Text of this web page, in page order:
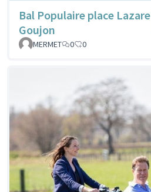
Bal Populaire place Lazare
Goujon
MERMET
0 0